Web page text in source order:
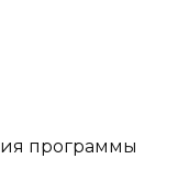
программы